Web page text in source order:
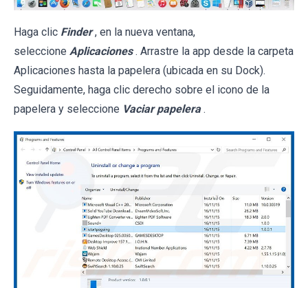
Haga clic Finder , en la nueva ventana,
seleccione Aplicaciones . Arrastre la app desde la carpeta
Aplicaciones hasta la papelera (ubicada en su Dock).
Seguidamente, haga clic derecho sobre el icono de la
papelera y seleccione Vaciar papelera .